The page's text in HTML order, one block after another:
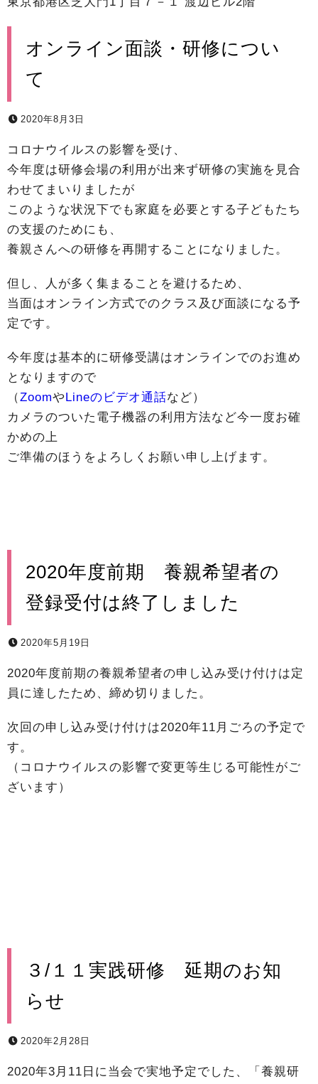
オンライン面談・研修につい
て
2020年8月3日
コロナウイルスの影響を受け、
今年度は研修会場の利用が出来ず研修の実施を見合
わせてまいりましたが
このような状況下でも家庭を必要とする子どもたち
の支援のためにも、
養親さんへの研修を再開することになりました。
但し、人が多く集まることを避けるため、
当面はオンライン方式でのクラス及び面談になる予
定です。
今年度は基本的に研修受講はオンラインでのお進め
となりますので
（ZoomやLineのビデオ通話など）
カメラのついた電子機器の利用方法など今一度お確
かめの上
ご準備のほうをよろしくお願い申し上げます。
2020年度前期 養親希望者の
登録受付は終了しました
2020年5月19日
2020年度前期の養親希望者の申し込み受け付けは定
員に達したため、締め切りました。
次回の申し込み受け付けは2020年11月ごろの予定で
す。
（コロナウイルスの影響で変更等生じる可能性がご
ざいます）
３/１１実践研修 延期のお知
らせ
2020年2月28日
2020年3月11日に当会で実地予定でした、「養親研